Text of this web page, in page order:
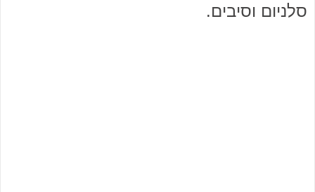
סלניום וסיבים.